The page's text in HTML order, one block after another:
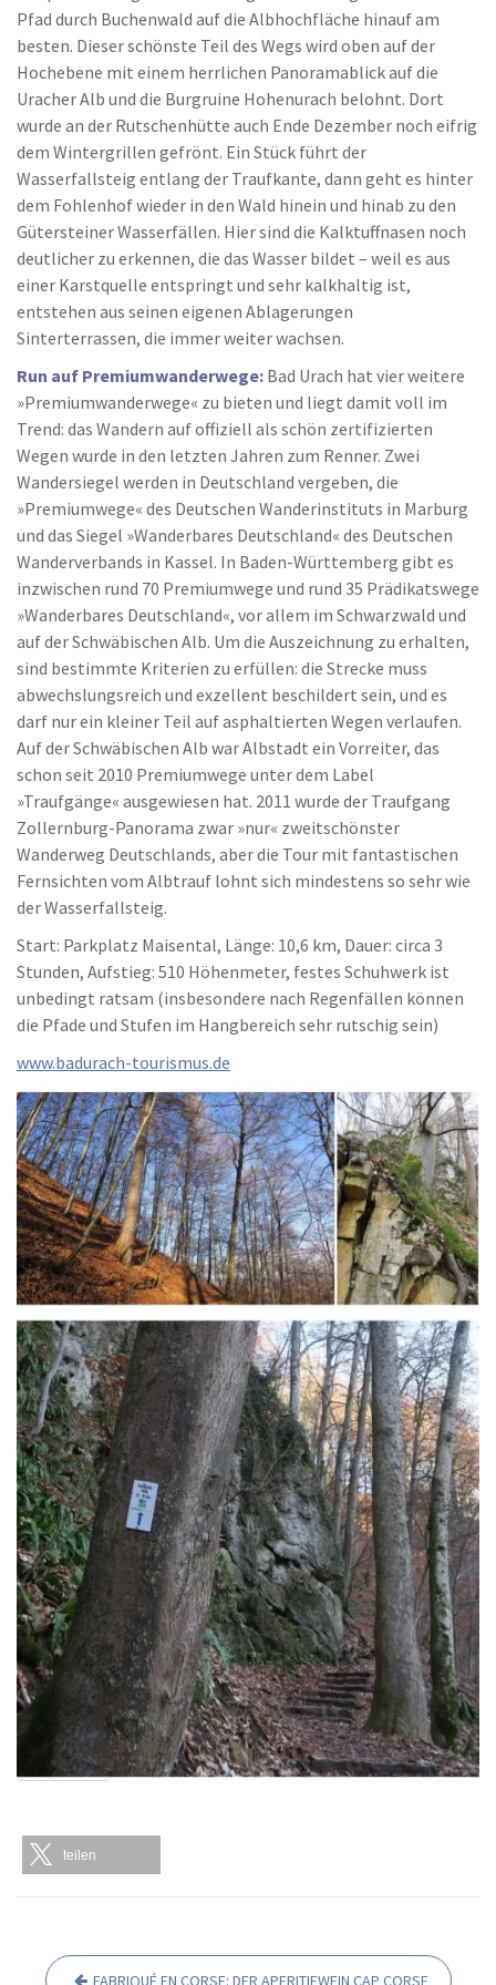
Pfad durch Buchenwald auf die Albhochfläche hinauf am
besten. Dieser schönste Teil des Wegs wird oben auf der
Hochebene mit einem herrlichen Panoramablick auf die
Uracher Alb und die Burgruine Hohenurach belohnt. Dort
wurde an der Rutschenhütte auch Ende Dezember noch eifrig
dem Wintergrillen gefrönt. Ein Stück führt der
Wasserfallsteig entlang der Traufkante, dann geht es hinter
dem Fohlenhof wieder in den Wald hinein und hinab zu den
Gütersteiner Wasserfällen. Hier sind die Kalktuffnasen noch
deutlicher zu erkennen, die das Wasser bildet – weil es aus
einer Karstquelle entspringt und sehr kalkhaltig ist,
entstehen aus seinen eigenen Ablagerungen
Sinterterrassen, die immer weiter wachsen.
Run auf Premiumwanderwege: Bad Urach hat vier weitere
»Premiumwanderwege« zu bieten und liegt damit voll im
Trend: das Wandern auf offiziell als schön zertifizierten
Wegen wurde in den letzten Jahren zum Renner. Zwei
Wandersiegel werden in Deutschland vergeben, die
»Premiumwege« des Deutschen Wanderinstituts in Marburg
und das Siegel »Wanderbares Deutschland« des Deutschen
Wanderverbands in Kassel. In Baden-Württemberg gibt es
inzwischen rund 70 Premiumwege und rund 35 Prädikatswege
»Wanderbares Deutschland«, vor allem im Schwarzwald und
auf der Schwäbischen Alb. Um die Auszeichnung zu erhalten,
sind bestimmte Kriterien zu erfüllen: die Strecke muss
abwechslungsreich und exzellent beschildert sein, und es
darf nur ein kleiner Teil auf asphaltierten Wegen verlaufen.
Auf der Schwäbischen Alb war Albstadt ein Vorreiter, das
schon seit 2010 Premiumwege unter dem Label
»Traufgänge« ausgewiesen hat. 2011 wurde der Traufgang
Zollernburg-Panorama zwar »nur« zweitschönster
Wanderweg Deutschlands, aber die Tour mit fantastischen
Fernsichten vom Albtrauf lohnt sich mindestens so sehr wie
der Wasserfallsteig.
Start: Parkplatz Maisental, Länge: 10,6 km, Dauer: circa 3
Stunden, Aufstieg: 510 Höhenmeter, festes Schuhwerk ist
unbedingt ratsam (insbesondere nach Regenfällen können
die Pfade und Stufen im Hangbereich sehr rutschig sein)
www.badurach-tourismus.de
teilen
FABRIQUÉ EN CORSE: DER APERITIFWEIN CAP CORSE